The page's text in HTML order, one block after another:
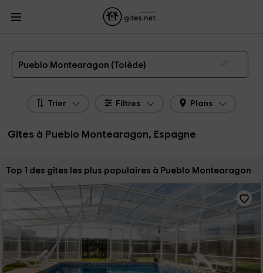
Gites Castille-La Manche
Pueblo Montearagon
Pueblo Montearagon (Tolède)
Trier Filtres Plans
Gîtes à Pueblo Montearagon, Espagne
Trier par:
Top 1 des gîtes les plus populaires à Pueblo Montearagon